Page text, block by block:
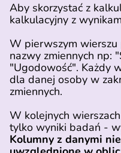
Aby skorzystać z
kalkulacyjny z
W pierwszym wierszu
nazwy zmiennych np:
"Ugodowość". Każdy
dla danej osoby w
zmiennych.
W kolejnych
tylko wyniki badań -
Kolumny z danymi